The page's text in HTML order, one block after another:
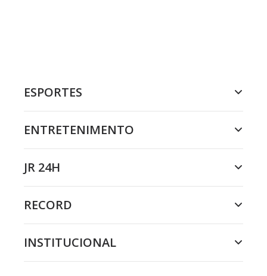
ESPORTES
ENTRETENIMENTO
JR 24H
RECORD
INSTITUCIONAL